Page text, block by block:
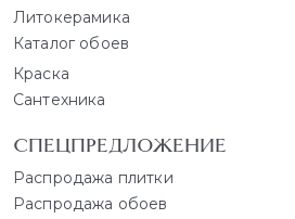
Литокерамика
Каталог обоев
Краска
Сантехника
СПЕЦПРЕДЛОЖЕНИЕ
Распродажа плитки
Распродажа обоев